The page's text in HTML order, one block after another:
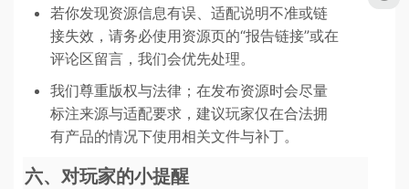
若你发现资源信息有误、适配说明不准或链
接失效，请务必使用资源页的“报告链接”或在
评论区留言，我们会优先处理。
我们尊重版权与法律；在发布资源时会尽量
标注来源与适配要求，建议玩家仅在合法拥
有产品的情况下使用相关文件与补丁。
六、对玩家的小提醒